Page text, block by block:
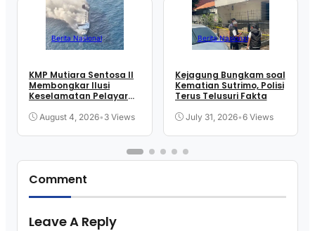
Berita Nasional
KMP Mutiara Sentosa II
Membongkar Ilusi
Keselamatan Pelayaran
August 4, 2026• 3 Views
Berita Nasional
Kejagung Bungkam soal
Kematian Sutrimo, Polisi
Terus Telusuri Fakta
July 31, 2026•6 Views
Comment
Leave A Reply